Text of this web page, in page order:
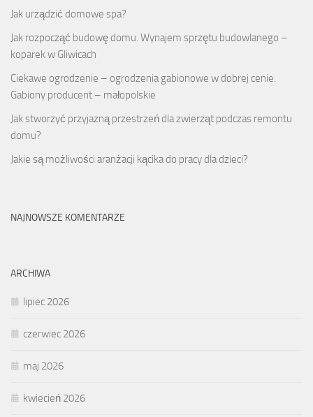
Jak urządzić domowe spa?
Jak rozpocząć budowę domu. Wynajem sprzętu budowlanego –
koparek w Gliwicach
Ciekawe ogrodzenie – ogrodzenia gabionowe w dobrej cenie.
Gabiony producent – małopolskie
Jak stworzyć przyjazną przestrzeń dla zwierząt podczas remontu
domu?
Jakie są możliwości aranżacji kącika do pracy dla dzieci?
NAJNOWSZE KOMENTARZE
ARCHIWA
lipiec 2026
czerwiec 2026
maj 2026
kwiecień 2026